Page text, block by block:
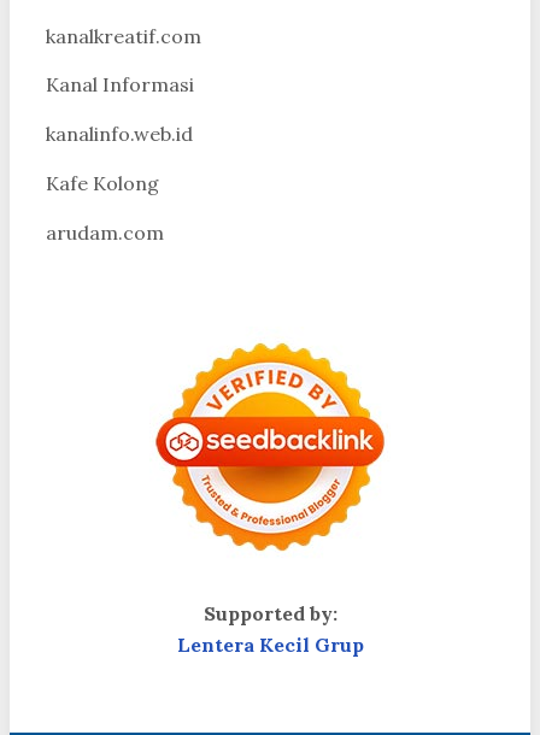
kanalkreatif.com
Kanal Informasi
kanalinfo.web.id
Kafe Kolong
arudam.com
Supported by:
Lentera Kecil Grup